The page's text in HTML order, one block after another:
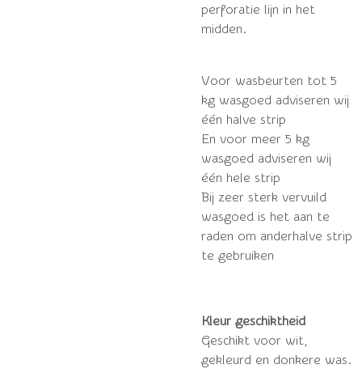
perforatie lijn in het
midden.
Voor wasbeurten tot 5
kg wasgoed adviseren wij
één halve strip
En voor meer 5 kg
wasgoed adviseren wij
één hele strip
Bij zeer sterk vervuild
wasgoed is het aan te
raden om anderhalve strip
te gebruiken
Kleur geschiktheid
Geschikt voor wit,
gekleurd en donkere was.